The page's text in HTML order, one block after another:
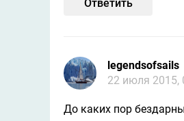
Ответить
legendsofsails
22 июля 2015,
До каких пор